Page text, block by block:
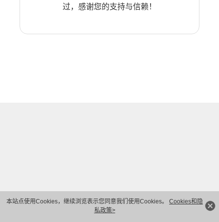
本站点使用Cookies，继续浏览表示您同意我们使用Cookies。 Cookies和隐
私政策>
过，感谢您的支持与信赖！